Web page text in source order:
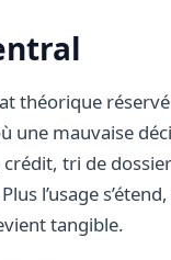
théorique
une mauvaise
tri de
l’usage
tangible.